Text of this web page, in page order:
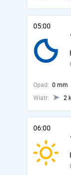
05:00
Opad: 0 mm
Wiatr:
2
06:00